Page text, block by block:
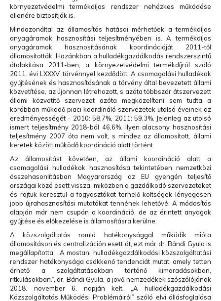
környezetvédelmi termékdíjas rendszer nehézkes működése
ellenére biztosítják is.
Mindazonáltal az államosítás hatásai mérhetőek a termékdíjas
anyagáramok hasznosítási teljesítményében is. A termékdíjas
anyagáramok hasznosításának koordinációját 2011-től
államosították. Hazánkban a hulladékgazdálkodás rendszerszintű
átalakítása 2011-ben, a környezetvédelmi termékdíjról szóló
2011. évi LXXXV. törvénnyel kezdődött. A csomagolási hulladékok
gyűjtésének és hasznosításának a törvény által bevezetett állami
közvetítése, az újonnan létrehozott, s azóta többször átszervezett
állami közvetítő szervezet azóta megközelíteni sem tudta a
korábban működő piaci koordináló szervezetek utolsó éveinek az
eredményességét - 2010: 58,7%, 2011: 59,3%. Jelenleg az utolsó
ismert teljesítmény 2018-ból 46,6%. Ilyen alacsony hasznosítási
teljesítmény 2007 óta nem volt, s mindez az államosított, állami
keretek között működő koordináció alatt történt.
Az államosítást követően, az állami koordináció alatt a
csomagolási hulladékok hasznosítása tekintetében nemzetközi
összehasonlításban Magyarország az EU gyengén teljesítő
országai közé esett vissza, miközben a gazdálkodó szervezeteket
és rajtuk keresztül a fogyasztókat terhelő költségek lényegesen
jobb újrahasznosítási mutatókat tennének lehetővé. A módosítás
alapján már nem csupán a koordináció, de az érintett anyagok
gyűjtése és előkezelése is államosításra kerülne.
A közszolgáltatás romló hatékonysággal működik mióta
államosításon és centralizáción esett át, ezt már dr. Bándi Gyula is
megállapította: „A mostani hulladékgazdálkodási közszolgáltatási
rendszer hatékonysága csökkenő tendenciát mutat, amely tetten
érhető a szolgáltatásokban történő kimaradásokban,
ritkulásokban.”, dr. Bándi Gyula, a jövő nemzedékek szószólójának
2018. november 6. napján kelt, „A hulladékgazdálkodási
Közszolgáltatás Működési Problémáiról” szóló elvi állásfoglalása